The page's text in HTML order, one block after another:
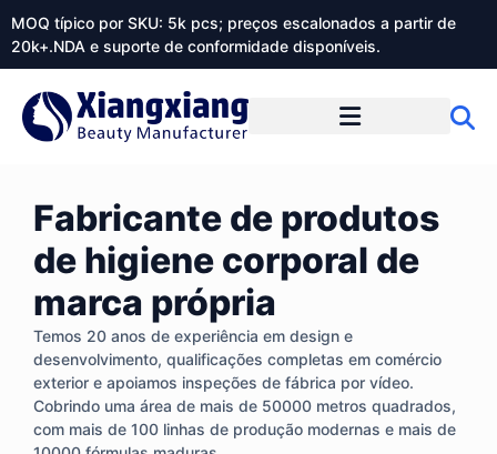
MOQ típico por SKU: 5k pcs; preços escalonados a partir de
20k+.NDA e suporte de conformidade disponíveis.
Fabricante de produtos
de higiene corporal de
marca própria
Temos 20 anos de experiência em design e
desenvolvimento, qualificações completas em comércio
exterior e apoiamos inspeções de fábrica por vídeo.
Cobrindo uma área de mais de 50000 metros quadrados,
com mais de 100 linhas de produção modernas e mais de